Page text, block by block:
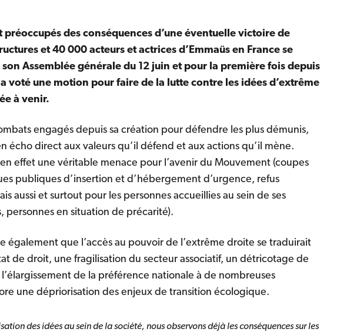
des conséquences d’une éventuelle victoire de
et 40 000 acteurs et actrices d’Emmaüs en France se
Assemblée générale du 12 juin et pour la première fois depuis
voté une motion pour faire de la lutte contre les idées d’extrême
à venir.
engagés depuis sa création pour défendre les plus démunis,
écho direct aux valeurs qu’il défend et aux actions qu’il mène.
effet une véritable menace pour l’avenir du Mouvement (coupes
publiques d’insertion et d’hébergement d’urgence, refus
aussi et surtout pour les personnes accueillies au sein de ses
personnes en situation de précarité).
également que l’accès au pouvoir de l’extrême droite se traduirait
de droit, une fragilisation du secteur associatif, un détricotage de
de la préférence nationale à de nombreuses
une dépriorisation des enjeux de transition écologique.
des idées au sein de la société, nous observons déjà les conséquences sur les